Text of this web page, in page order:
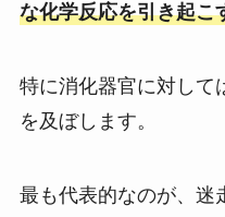
な化学反応を引き起こ
特に消化器官に対して
を及ぼします。
最も代表的なのが、迷